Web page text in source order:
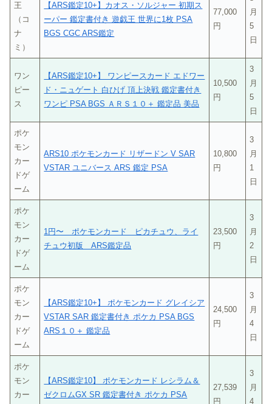
王
（コ
ナ
ミ）
【ARS鑑定10+】カオス・ソルジャー 初期ス
ーパー 鑑定書付き 遊戯王 世界に1枚 PSA
BGS CGC ARS鑑定
77,000
円
月
5
日
ワン
ピー
ス
【ARS鑑定10+】 ワンピースカード エドワー
ド・ニュゲート 白ひげ 頂上決戦 鑑定書付き
ワンピ PSA BGS ＡＲＳ１０＋ 鑑定品 美品
10,500
円
3
月
5
日
ポケ
モン
カー
ドゲ
ーム
ARS10 ポケモンカード リザードン V SAR
VSTAR ユニバース ARS 鑑定 PSA
10,800
円
3
月
1
日
ポケ
モン
カー
ドゲ
ーム
1円〜 ポケモンカード ピカチュウ、ライ
チュウ初版 ARS鑑定品
23,500
円
3
月
2
日
ポケ
モン
カー
ドゲ
ーム
【ARS鑑定10+】 ポケモンカード グレイシア
VSTAR SAR 鑑定書付き ポケカ PSA BGS
ARS１０＋ 鑑定品
24,500
円
3
月
4
日
ポケ
モン
カー
【ARS鑑定10】 ポケモンカード レシラム＆
ゼクロムGX SR 鑑定書付き ポケカ PSA
27,539
円
3
月
4